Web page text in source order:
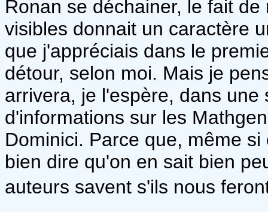
Ronan se déchainer, le fait
visibles donnait un caractère
que j'appréciais dans le
détour, selon moi. Mais je
arrivera, je l'espère, dans
d'informations sur les
Dominici. Parce que, même
bien dire qu'on en sait bien
auteurs savent s'ils nous